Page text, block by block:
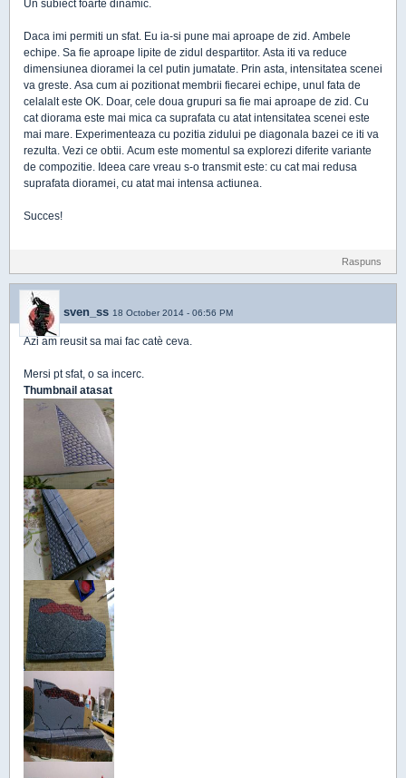
Un subiect foarte dinamic.
Daca imi permiti un sfat. Eu ia-si pune mai aproape de zid. Ambele
echipe. Sa fie aproape lipite de zidul despartitor. Asta iti va reduce
dimensiunea dioramei la cel putin jumatate. Prin asta, intensitatea scenei
va greste. Asa cum ai pozitionat membrii fiecarei echipe, unul fata de
celalalt este OK. Doar, cele doua grupuri sa fie mai aproape de zid. Cu
cat diorama este mai mica ca suprafata cu atat intensitatea scenei este
mai mare. Experimenteaza cu pozitia zidului pe diagonala bazei ce iti va
rezulta. Vezi ce obtii. Acum este momentul sa explorezi diferite variante
de compozitie. Ideea care vreau s-o transmit este: cu cat mai redusa
suprafata dioramei, cu atat mai intensa actiunea.
Succes!
Raspuns
sven_ss 18 October 2014 - 06:56 PM
Azi am reusit sa mai fac catè ceva.
Mersi pt sfat, o sa incerc.
Thumbnail atasat